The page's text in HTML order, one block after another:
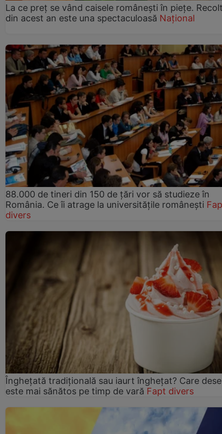
La ce preț se vând caisele românești în piețe.
din acest an este una spectaculoasă Național
88.000 de tineri din 150 de țări vor să studieze în
România. Ce îi atrage la universitățile românești
divers
Înghețată tradițională sau iaurt înghețat? Care
este mai sănătos pe timp de vară Fapt divers